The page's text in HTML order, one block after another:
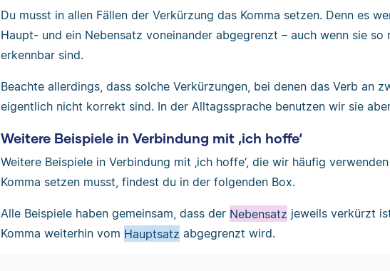
Du musst in allen Fällen der Verkürzung das Komma setzen. Denn es
Haupt- und ein Nebensatz voneinander abgegrenzt – auch wenn sie so
erkennbar sind.
Beachte allerdings, dass solche Verkürzungen, bei denen das Verb an
eigentlich nicht korrekt sind. In der Alltagssprache benutzen wir sie
Weitere Beispiele in Verbindung mit ‚ich hoffe‘
Weitere Beispiele in Verbindung mit ‚ich hoffe‘, die wir häufig
Komma setzen musst, findest du in der folgenden Box.
Alle Beispiele haben gemeinsam, dass der Nebensatz jeweils verkürzt
Komma weiterhin vom Hauptsatz abgegrenzt wird.